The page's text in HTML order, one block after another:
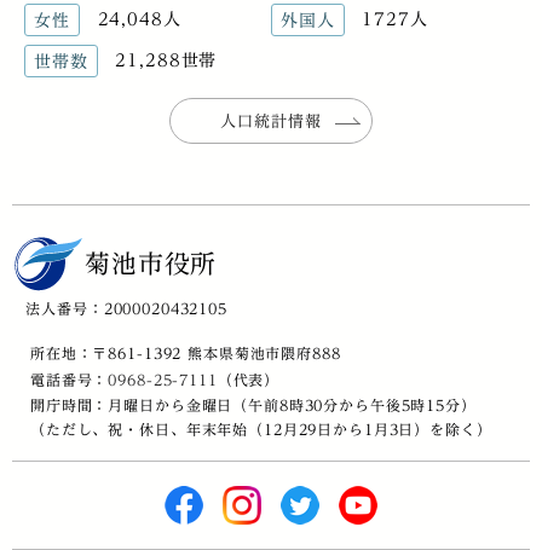
女性 24,048人 外国人 1727人
世帯数 21,288世帯
人口統計情報
菊池市役所
法人番号：2000020432105
所在地：〒861-1392 熊本県菊池市隈府888
電話番号：0968-25-7111
（代表）
開庁時間：月曜日から金曜日（午前8時30分から午後5時15分）
（ただし、祝・休日、年末年始（12月29日から1月3日）を除く）